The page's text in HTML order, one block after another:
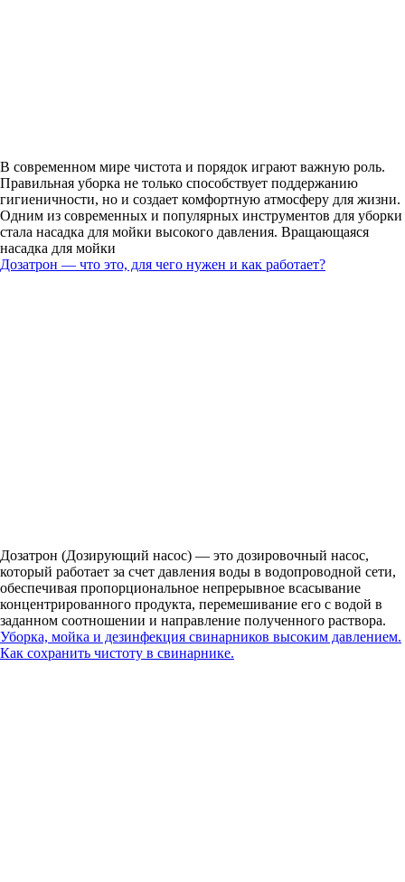
В современном мире чистота и порядок играют важную роль.
Правильная уборка не только способствует поддержанию
гигиеничности, но и создает комфортную атмосферу для жизни.
Одним из современных и популярных инструментов для уборки
стала насадка для мойки высокого давления. Вращающаяся
насадка для мойки
Дозатрон — что это, для чего нужен и как работает?
Дозатрон (Дозирующий насос) — это дозировочный насос,
который работает за счет давления воды в водопроводной сети,
обеспечивая пропорциональное непрерывное всасывание
концентрированного продукта, перемешивание его с водой в
заданном соотношении и направление полученного раствора.
Уборка, мойка и дезинфекция свинарников высоким давлением.
Как сохранить чистоту в свинарнике.